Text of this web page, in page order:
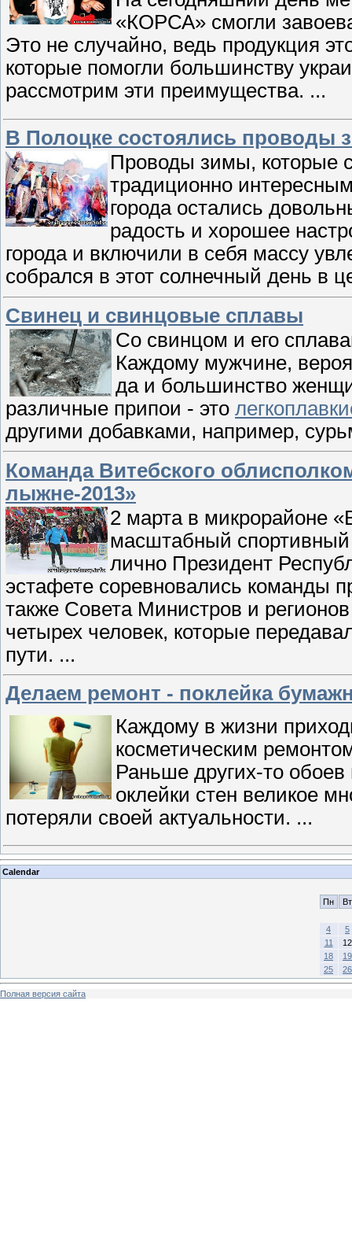
«КОРСА» смогли
Это не случайно, ведь продукция
которые помогли большинству
рассмотрим эти преимущества. ...
В Полоцке состоялись проводы
Проводы зимы, которые
традиционно
города остались
радость и хорошее
города и включили в себя массу
собрался в этот солнечный день в
Свинец и свинцовые сплавы
Со свинцом и его
Каждому мужчине,
да и большинство
различные припои - это
другими добавками, например,
Команда Витебского
лыжне-2013»
2 марта в микрорайоне
масштабный спортивный
лично Президент
эстафете соревновались команды
также Совета Министров и
четырех человек, которые
пути. ...
Делаем ремонт - поклейка
Каждому в жизни
косметическим
Раньше других-то
оклейки стен великое
потеряли своей актуальности. ...
Calendar
Пн Вт
4
5
11
12
18
19
25
26
Полная версия сайта